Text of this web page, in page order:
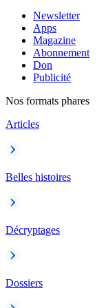
Newsletter
Apps
Magazine
Abonnement
Don
Publicité
Nos formats phares
Articles
Belles histoires
Décryptages
Dossiers